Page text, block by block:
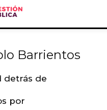
Barrientos
detrás de
por